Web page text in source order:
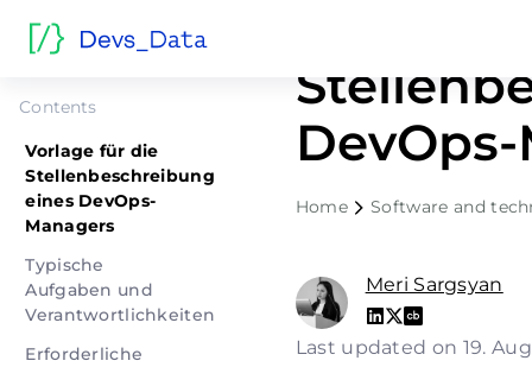
Contents
Vorlage für die
Stellenbeschreibung
eines DevOps-
Managers
Typische
Aufgaben und
Verantwortlichkeiten
Erforderliche
Home Software and
Meri Sargsyan
Last updated on 19.